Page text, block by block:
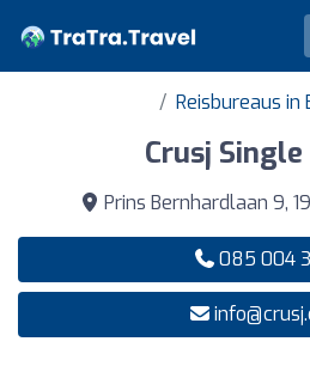
Reisbureaus in
Crusj
Prins Bernhardlaan 9,
085 004